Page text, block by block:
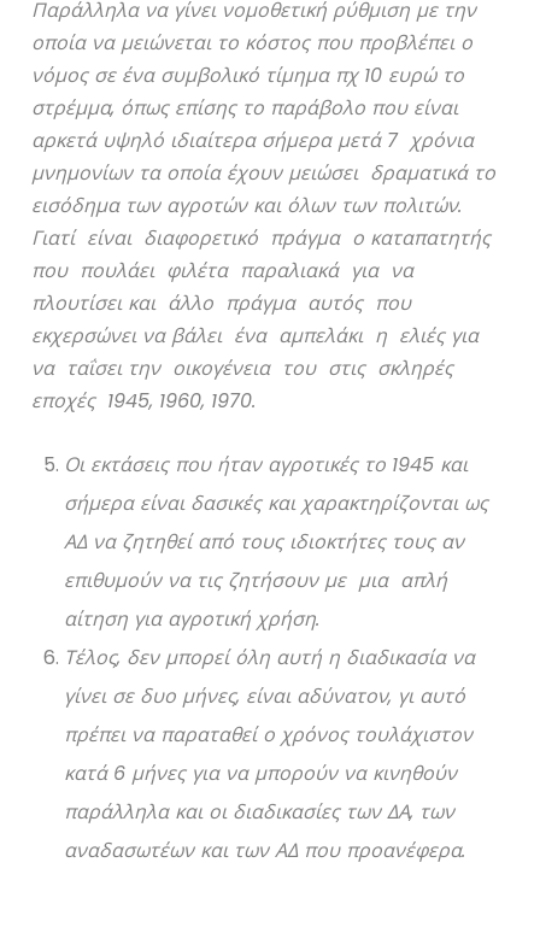
Παράλληλα να γίνει νομοθετική ρύθμιση με την
οποία να μειώνεται το κόστος που προβλέπει ο
νόμος σε ένα συμβολικό τίμημα πχ 10 ευρώ το
στρέμμα, όπως επίσης το παράβολο που είναι
αρκετά υψηλό ιδιαίτερα σήμερα μετά 7 χρόνια
μνημονίων τα οποία έχουν μειώσει δραματικά το
εισόδημα των αγροτών και όλων των πολιτών.
Γιατί είναι διαφορετικό πράγμα ο καταπατητής
που πουλάει φιλέτα παραλιακά για να
πλουτίσει και άλλο πράγμα αυτός που
εκχερσώνει να βάλει ένα αμπελάκι η ελιές για
να ταΐσει την οικογένεια του στις σκληρές
εποχές 1945, 1960, 1970.
Οι εκτάσεις που ήταν αγροτικές το 1945 και
σήμερα είναι δασικές και χαρακτηρίζονται ως
ΑΔ να ζητηθεί από τους ιδιοκτήτες τους αν
επιθυμούν να τις ζητήσουν με μια απλή
αίτηση για αγροτική χρήση.
Τέλος, δεν μπορεί όλη αυτή η διαδικασία να
γίνει σε δυο μήνες, είναι αδύνατον, γι αυτό
πρέπει να παραταθεί ο χρόνος τουλάχιστον
κατά 6 μήνες για να μπορούν να κινηθούν
παράλληλα και οι διαδικασίες των ΔΑ, των
αναδασωτέων και των ΑΔ που προανέφερα.